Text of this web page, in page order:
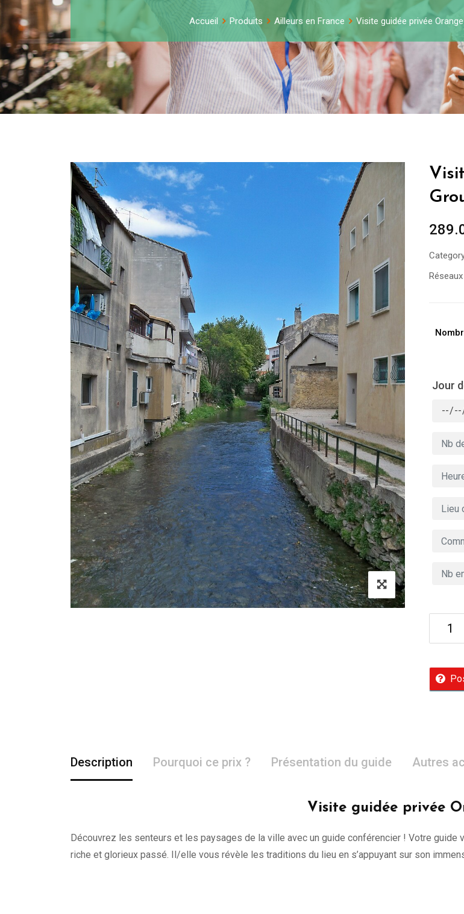
Accueil Produits Ailleurs en France Visite guidée privée
Jour
Description Pourquoi ce prix ? Présentation du guide Autres
Visite guidée privée
Découvrez les senteurs et les paysages de la ville avec un guide conférencier ! Votre guide
riche et glorieux passé. Il/elle vous révèle les traditions du lieu en s’appuyant sur son